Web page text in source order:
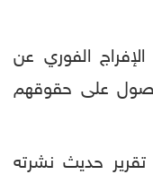
الفوري عن
على حقوقهم
حديث نشرته